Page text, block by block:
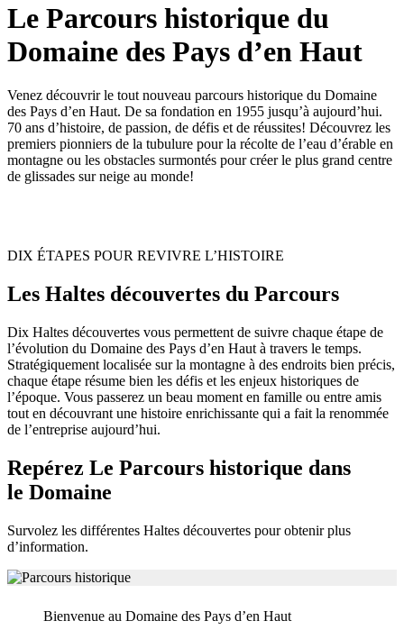
Le Parcours historique du
Domaine des Pays d’en Haut
Venez découvrir le tout nouveau parcours historique du Domaine
des Pays d’en Haut. De sa fondation en 1955 jusqu’à aujourd’hui.
70 ans d’histoire, de passion, de défis et de réussites! Découvrez les
premiers pionniers de la tubulure pour la récolte de l’eau d’érable en
montagne ou les obstacles surmontés pour créer le plus grand centre
de glissades sur neige au monde!
DIX ÉTAPES POUR REVIVRE L’HISTOIRE
Les Haltes découvertes du Parcours
Dix Haltes découvertes vous permettent de suivre chaque étape de
l’évolution du Domaine des Pays d’en Haut à travers le temps.
Stratégiquement localisée sur la montagne à des endroits bien précis,
chaque étape résume bien les défis et les enjeux historiques de
l’époque. Vous passerez un beau moment en famille ou entre amis
tout en découvrant une histoire enrichissante qui a fait la renommée
de l’entreprise aujourd’hui.
Repérez Le Parcours historique dans
le Domaine
Survolez les différentes Haltes découvertes pour obtenir plus
d’information.
Bienvenue au Domaine des Pays d’en Haut